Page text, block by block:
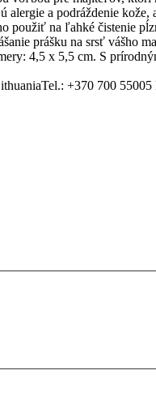
alergie a podráždenie
použiť na ľahké čistenie
prášku na srsť
4,5 x 5,5 cm. S
+370 700